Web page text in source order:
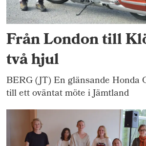
Från London till
två hjul
BERG (JT) En glänsande Honda
till ett oväntat möte i Jämtland